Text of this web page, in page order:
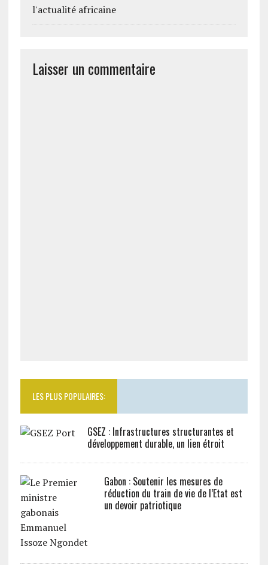
l'actualité africaine
Laisser un commentaire
LES PLUS POPULAIRES:
GSEZ : Infrastructures structurantes et
développement durable, un lien étroit
Gabon : Soutenir les mesures de
réduction du train de vie de l’Etat est
un devoir patriotique